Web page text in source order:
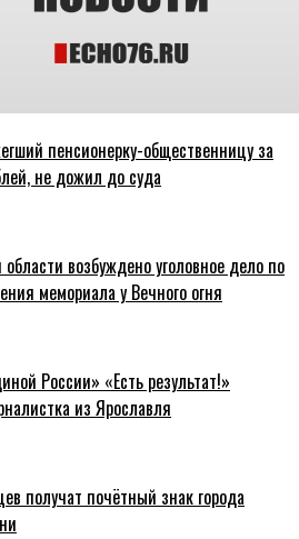
пенсионерку-общественницу за
не дожил до суда
возбуждено уголовное дело по
мемориала у Вечного огня
России» «Есть результат!»
из Ярославля
получат почётный знак города